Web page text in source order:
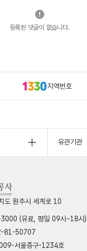
등록된 댓글이 없습니다.
지역번호
유관기관
도 원주시 세계로 10
(유료, 평일 09시~18시)
81-50707
서울중구-1234호